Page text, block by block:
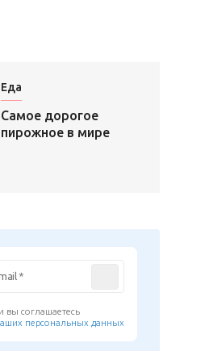
Еда
Самое дорогое
пирожное в мире
вы соглашаетесь
персональных данных